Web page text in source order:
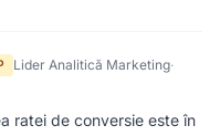
Lider Analitică Marketing·
ratei de conversie este în